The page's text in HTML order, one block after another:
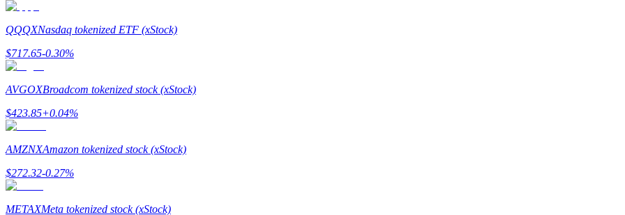
Empréstimos
QQQXNasdaq tokenized ETF (xStock)
$717.65-0.30%
AVGOXBroadcom tokenized stock (xStock)
$423.85+0.04%
AMZNXAmazon tokenized stock (xStock)
$272.32-0.27%
METAXMeta tokenized stock (xStock)